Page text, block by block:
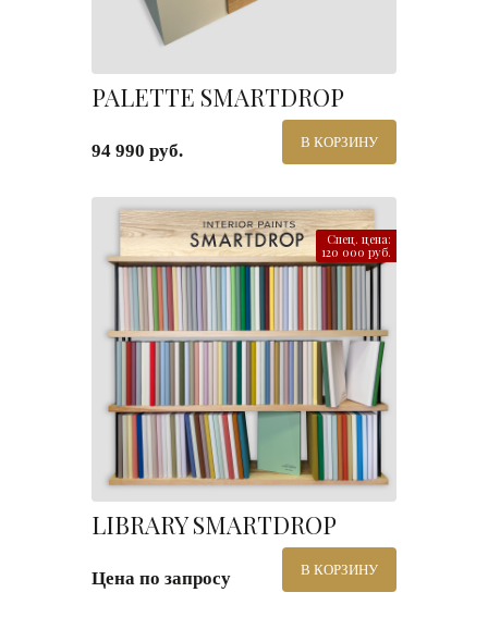
PALETTE SMARTDROP
94 990 руб. В КОРЗИНУ
Спец. цена:
120 000 руб.
LIBRARY SMARTDROP
Цена по запросу В КОРЗИНУ